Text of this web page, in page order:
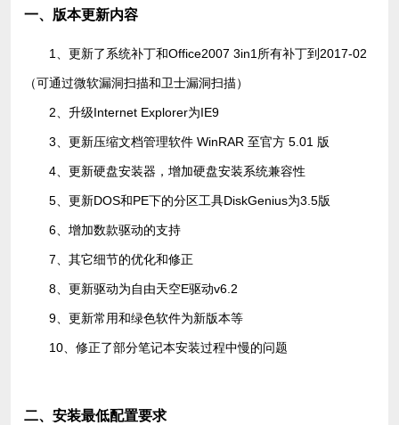
一、版本更新内容
1、更新了系统补丁和Office2007 3in1所有补丁到2017-02
（可通过微软漏洞扫描和卫士漏洞扫描）
2、升级Internet Explorer为IE9
3、更新压缩文档管理软件 WinRAR 至官方 5.01 版
4、更新硬盘安装器，增加硬盘安装系统兼容性
5、更新DOS和PE下的分区工具DiskGenius为3.5版
6、增加数款驱动的支持
7、其它细节的优化和修正
8、更新驱动为自由天空E驱动v6.2
9、更新常用和绿色软件为新版本等
10、修正了部分笔记本安装过程中慢的问题
二、安装最低配置要求